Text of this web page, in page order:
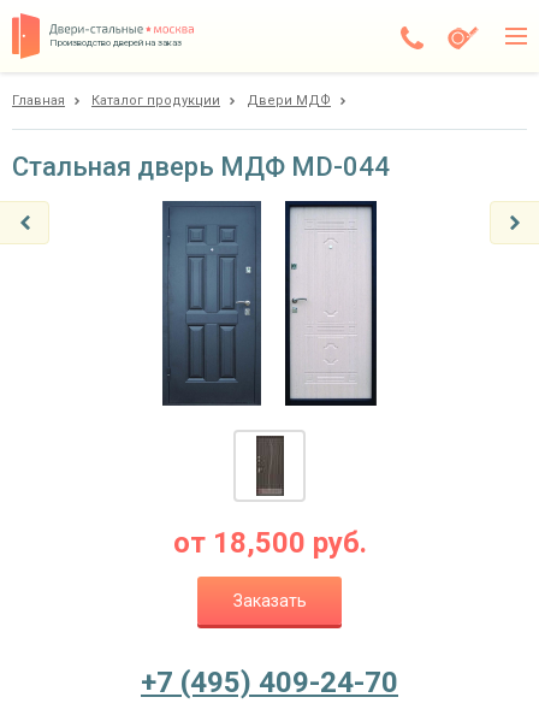
Производство дверей на заказ
Покупателям
Ежедневно с 08:00 до 24:00
+7 (495) 409-24-70
Главная Каталог продукции Двери МДФ
Стальная дверь МДФ MD-044
от 18,500 руб.
Заказать
+7 (495) 409-24-70